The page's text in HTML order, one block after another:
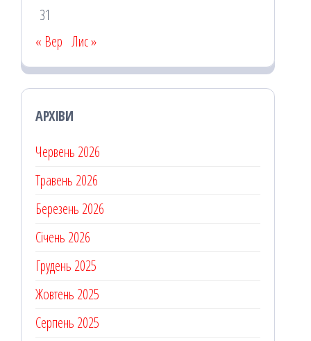
31
« Вер Лис »
АРХІВИ
Червень 2026
Травень 2026
Березень 2026
Січень 2026
Грудень 2025
Жовтень 2025
Серпень 2025